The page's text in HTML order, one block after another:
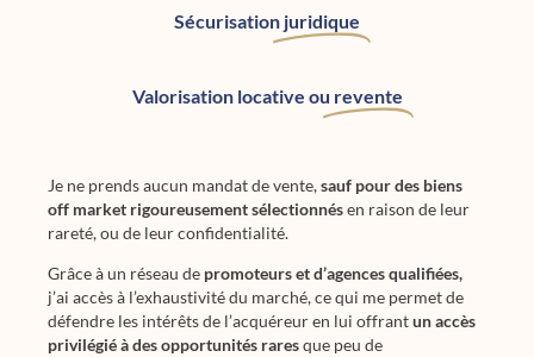
Sécurisation juridique
Valorisation locative ou revente
Je ne prends aucun mandat de vente,sauf pour des biens
off market rigoureusement sélectionnésen raison de leur
rareté, ou de leur confidentialité.
Grâce à un réseau de promoteurs et d’agences qualifiées,
j’ai accès à l’exhaustivité du marché, ce qui me permet de
défendre les intérêts de l’acquéreur en lui offrantun accès
privilégié à des opportunités raresque peu de